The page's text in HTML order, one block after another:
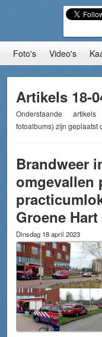
Foto's Video's
Artikels 18-
Onderstaande
fotoalbums) zijn geplaatst
Brandweer
omgevallen
Groene Hart
Dinsdag 18 april 2023